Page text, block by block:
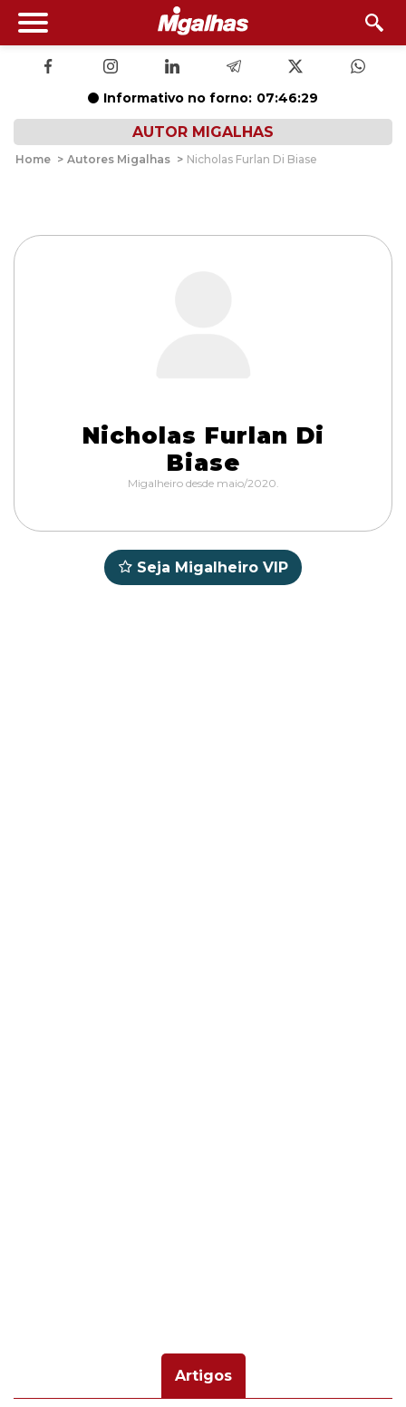
Informativo no forno: 07:46:28
AUTOR MIGALHAS
Home > Autores Migalhas > Nicholas Furlan Di Biase
Nicholas Furlan Di
Biase
Migalheiro desde maio/2020.
Seja Migalheiro VIP
Artigos